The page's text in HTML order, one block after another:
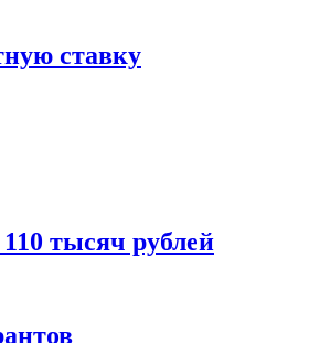
ставку
тысяч рублей